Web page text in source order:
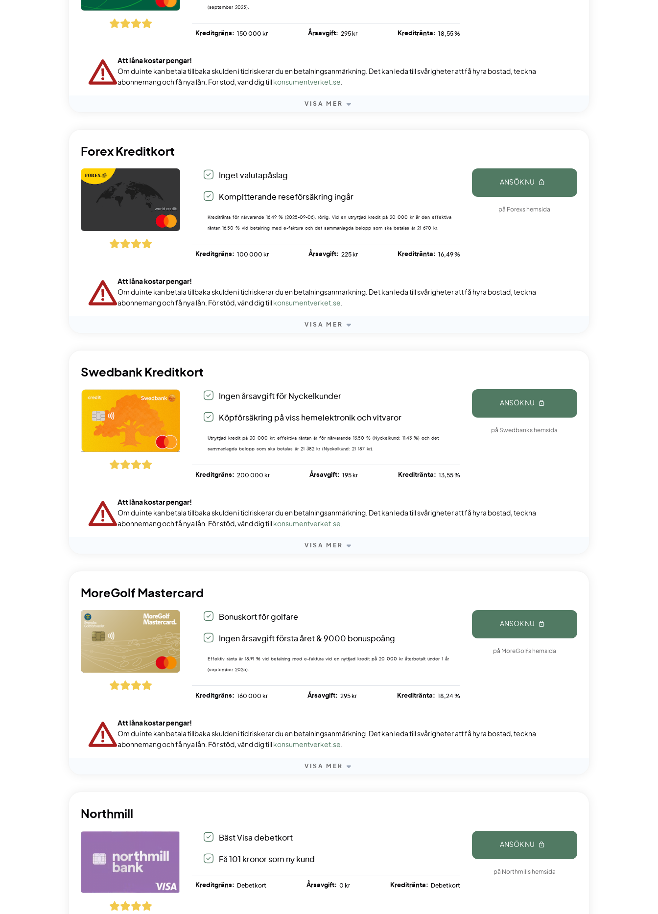
(september 2025).
Kreditgräns: 150 000 kr Årsavgift: 295 kr Kreditränta: 18,55 %
Att låna kostar pengar!
Om du inte kan betala tillbaka skulden i tid riskerar du en betalningsanmärkning. Det kan leda till svårigheter att få hyra bostad, teckna
abonnemang och få nya lån. För stöd, vänd dig till
konsumentverket.se.
VISA MER
Forex Kreditkort
Inget valutapåslag
Kompltterande reseförsäkring ingår
Kreditränta för närvarande 16,49 % (2025-09-06), rörlig. Vid en utnyttjad kredit på 20 000 kr är den effektiva
räntan 16,50 % vid betalning med e-faktura och det sammanlagda belopp som ska betalas är 21 670 kr.
Kreditgräns: 100 000 kr Årsavgift: 225 kr Kreditränta: 16,49 %
ANSÖK NU
på Forexs hemsida
Att låna kostar pengar!
Om du inte kan betala tillbaka skulden i tid riskerar du en betalningsanmärkning. Det kan leda till svårigheter att få hyra bostad, teckna
abonnemang och få nya lån. För stöd, vänd dig till
konsumentverket.se.
VISA MER
Swedbank Kreditkort
Ingen årsavgift för Nyckelkunder
Köpförsäkring på viss hemelektronik och vitvaror
Utnyttjad kredit på 20 000 kr: effektiva räntan är för närvarande 13,50 % (Nyckelkund: 11,43 %) och det
sammanlagda belopp som ska betalas är 21 382 kr (Nyckelkund: 21 187 kr).
Kreditgräns: 200 000 kr Årsavgift: 195 kr Kreditränta: 13,55 %
ANSÖK NU
på Swedbanks hemsida
Att låna kostar pengar!
Om du inte kan betala tillbaka skulden i tid riskerar du en betalningsanmärkning. Det kan leda till svårigheter att få hyra bostad, teckna
abonnemang och få nya lån. För stöd, vänd dig till
konsumentverket.se.
VISA MER
MoreGolf Mastercard
Bonuskort för golfare
Ingen årsavgift första året & 9000 bonuspoäng
Effektiv ränta är 18,91 % vid betalning med e-faktura vid en nyttjad kredit på 20 000 kr återbetalt under 1 år
(september 2025).
Kreditgräns: 160 000 kr Årsavgift: 295 kr Kreditränta: 18,24 %
ANSÖK NU
på MoreGolfs hemsida
Att låna kostar pengar!
Om du inte kan betala tillbaka skulden i tid riskerar du en betalningsanmärkning. Det kan leda till svårigheter att få hyra bostad, teckna
abonnemang och få nya lån. För stöd, vänd dig till
konsumentverket.se.
VISA MER
Northmill
Bäst Visa debetkort
Få 101 kronor som ny kund
Kreditgräns: Debetkort Årsavgift: 0 kr Kreditränta: Debetkort
ANSÖK NU
på Northmills hemsida